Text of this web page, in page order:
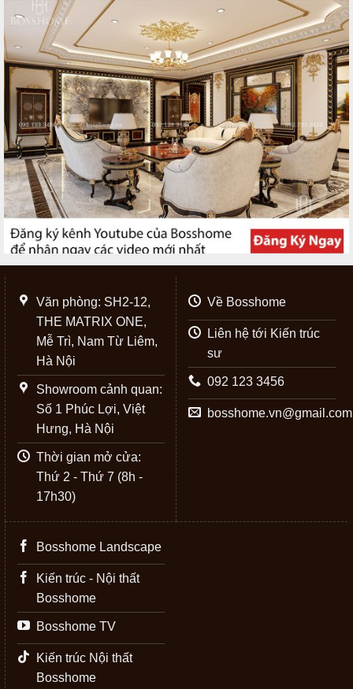
Văn phòng: SH2-12,
THE MATRIX ONE,
Mễ Trì, Nam Từ Liêm,
Hà Nội
Showroom cảnh quan:
Số 1 Phúc Lợi, Việt
Hưng, Hà Nội
Thời gian mở cửa:
Thứ 2 - Thứ 7 (8h -
17h30)
Về Bosshome
Liên hệ tới Kiến trúc
sư
092 123 3456
bosshome.vn@gmail.com
Bosshome Landscape
Kiến trúc - Nội thất
Bosshome
Bosshome TV
Kiến trúc Nội thất
Bosshome